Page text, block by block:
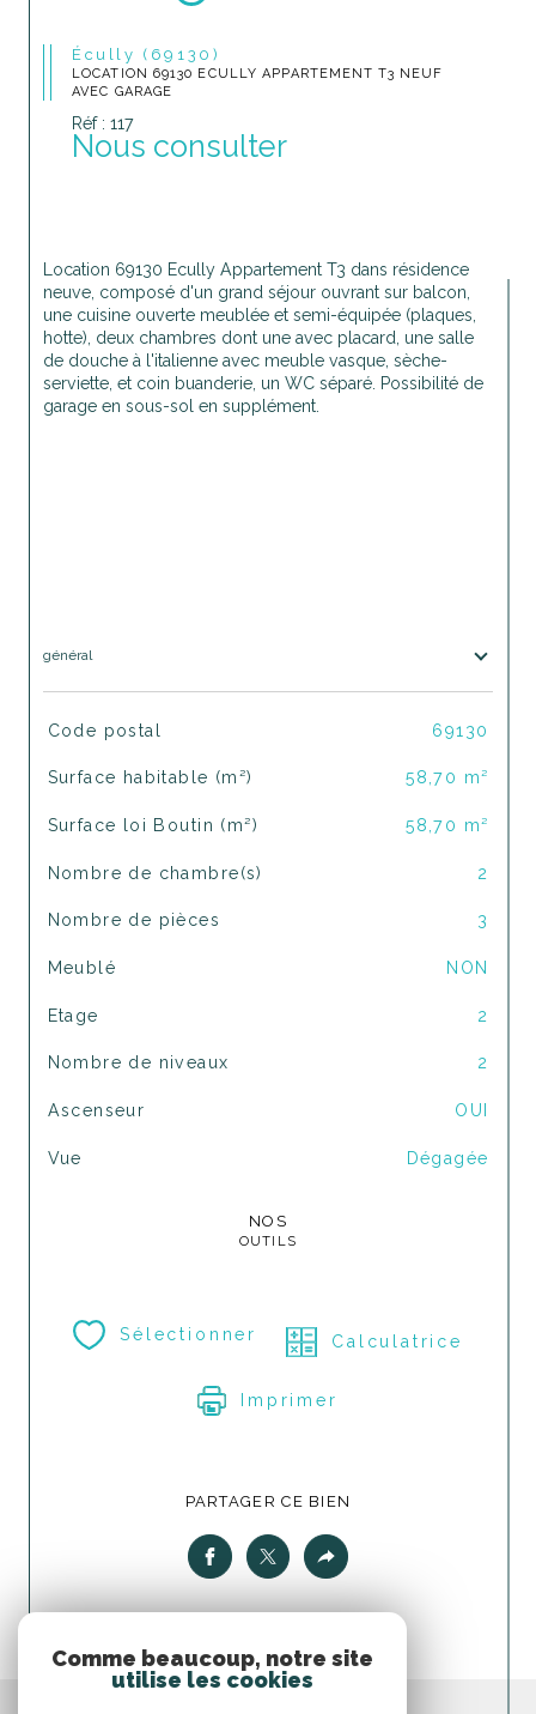
Écully (69130)
LOCATION 69130 ECULLY APPARTEMENT T3 NEUF
AVEC GARAGE
Réf : 117
Nous consulter
Location 69130 Ecully Appartement T3 dans résidence
neuve, composé d'un grand séjour ouvrant sur balcon,
une cuisine ouverte meublée et semi-équipée (plaques,
hotte), deux chambres dont une avec placard, une salle
de douche à l'italienne avec meuble vasque, sèche-
serviette, et coin buanderie, un WC séparé. Possibilité de
garage en sous-sol en supplément.
général
TRAD_SIROCCO_Caracteristique
Code postal 69130
Surface habitable (m²) 58,70 m²
Surface loi Boutin (m²) 58,70 m²
Nombre de chambre(s) 2
Nombre de pièces 3
Meublé NON
Etage 2
Nombre de niveaux 2
Ascenseur OUI
Vue Dégagée
NOS
OUTILS
Sélectionner Calculatrice
Imprimer
PARTAGER CE BIEN
Comme beaucoup, notre site
utilise les cookies